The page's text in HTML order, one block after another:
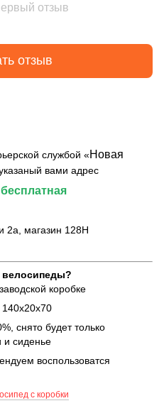
отзыв
отзыв
службой «Новая
вами адрес
бесплатная
2а, магазин 128Н
велосипеды?
коробке
снято будет только
и сиденье
воспользоватся
с коробки